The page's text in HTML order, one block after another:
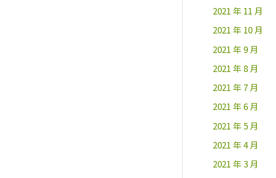
2021 年 11 月
2021 年 10 月
2021 年 9 月
2021 年 8 月
2021 年 7 月
2021 年 6 月
2021 年 5 月
2021 年 4 月
2021 年 3 月